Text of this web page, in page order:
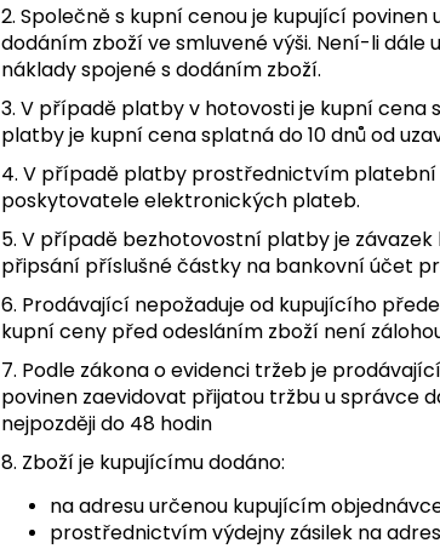
2. Společně s kupní cenou je kupující
dodáním zboží ve smluvené výši. Není-li dále
náklady spojené s dodáním zboží.
3. V případě platby v hotovosti je kupní
platby je kupní cena splatná do 10 dnů od
4. V případě platby prostřednictvím
poskytovatele elektronických plateb.
5. V případě bezhotovostní platby je
připsání příslušné částky na bankovní účet
6. Prodávající nepožaduje od kupujícího
kupní ceny před odesláním zboží není
7. Podle zákona o evidenci tržeb je
povinen zaevidovat přijatou tržbu u správce
nejpozději do 48 hodin
8. Zboží je kupujícímu dodáno:
na adresu určenou kupujícím
prostřednictvím výdejny zásilek na